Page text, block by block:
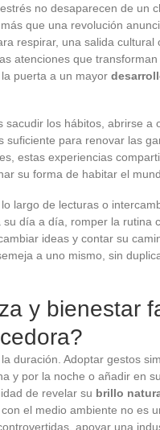
no desaparecen de un
que una revolución
respirar, una salida cultural
atenciones que
puerta a un mayor
los hábitos, abrirse a
suficiente para renovar las
estas experiencias
su forma de habitar el
largo de lecturas o
día a día, romper la rutina
ideas y contar su
a uno mismo, sin
y bienestar
duración. Adoptar gestos
y por la noche o añadir en
de revelar su brillo
el medio ambiente no es
apoyar una